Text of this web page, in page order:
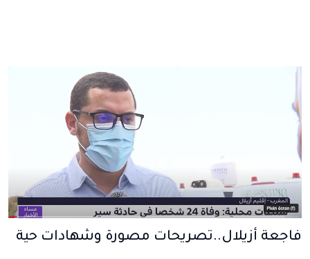
فاجعة أزيلال..تصريحات مصورة وشهادات حية